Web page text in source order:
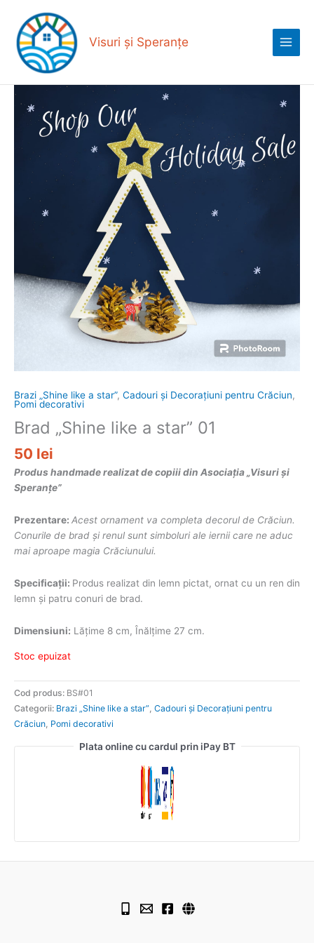
content
Visuri și Speranțe
Menu
Brazi „Shine like a star”, Cadouri și Decorațiuni pentru Crăciun,
Pomi decorativi
Brad „Shine like a star” 01
50 lei
Produs handmade realizat de copiii din Asociația „Visuri și
Speranțe”
Prezentare: Acest ornament va completa decorul de Crăciun.
Conurile de brad și renul sunt simboluri ale iernii care ne aduc
mai aproape magia Crăciunului.
Specificații: Produs realizat din lemn pictat, ornat cu un ren din
lemn și patru conuri de brad.
Dimensiuni: Lățime 8 cm, Înălțime 27 cm.
Stoc epuizat
Cod produs: BS#01
Categorii: Brazi „Shine like a star” Cadouri și Decorațiuni pentru
Crăciun Pomi decorativi
Plata online cu cardul prin iPay BT